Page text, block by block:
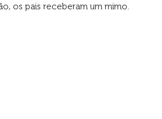
os pais receberam um mimo.